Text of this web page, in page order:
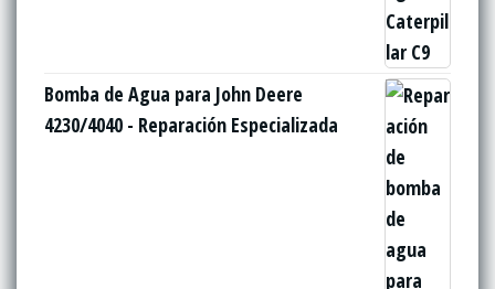
Bomba de Agua para John Deere
4230/4040 - Reparación Especializada